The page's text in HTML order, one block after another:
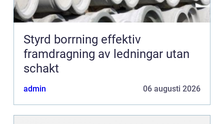
Styrd borrning effektiv
framdragning av ledningar utan
schakt
admin 06 augusti 2026